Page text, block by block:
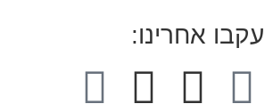
עקבו אחרינו: